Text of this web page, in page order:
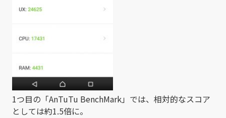
1つ目の「AnTuTu BenchMark」では、相対的なスコア
としては約1.5倍に。